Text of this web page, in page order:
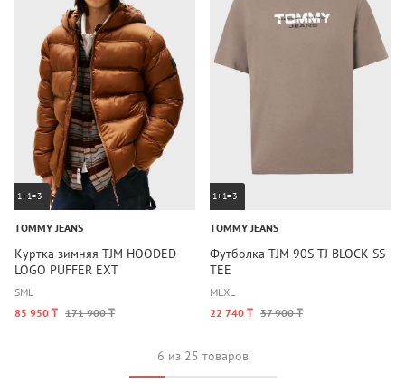
1+1=3
TOMMY JEANS
Куртка зимняя TJM HOODED
LOGO PUFFER EXT
SML
85 950 ₸ 171 900 ₸
1+1=3
TOMMY JEANS
Футболка TJM 90S TJ BLOCK SS
TEE
MLXL
22 740 ₸ 37 900 ₸
6 из 25 товаров